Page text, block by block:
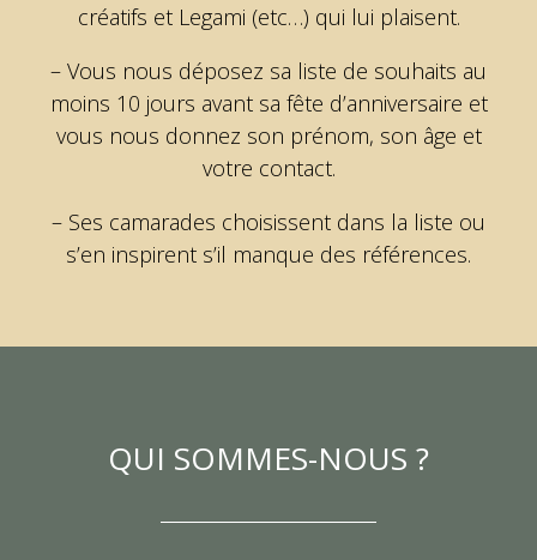
créatifs et Legami (etc…) qui lui plaisent.
– Vous nous déposez sa liste de souhaits au
moins 10 jours avantsa fête d’anniversaire et
vous nous donnez son prénom, son âge et
votre contact.
– Ses camarades choisissent dans la liste ou
s’en inspirent s’il manque des références.
QUI SOMMES-NOUS ?